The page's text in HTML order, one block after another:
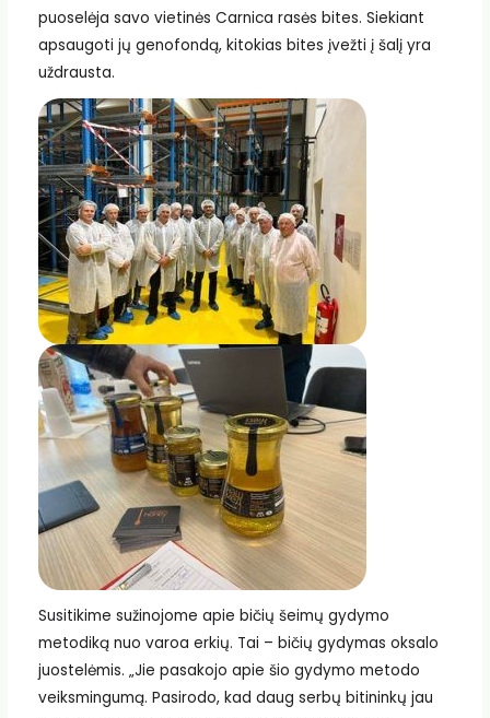
puoselėja savo vietinės Carnica rasės bites. Siekiant
apsaugoti jų genofondą, kitokias bites įvežti į šalį yra
uždrausta.
Susitikime sužinojome apie bičių šeimų gydymo
metodiką nuo varoa erkių. Tai – bičių gydymas oksalo
juostelėmis. „Jie pasakojo apie šio gydymo metodo
veiksmingumą. Pasirodo, kad daug serbų bitininkų jau